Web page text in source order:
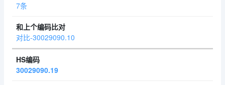
7条
对比-30029090.10
30029090.19